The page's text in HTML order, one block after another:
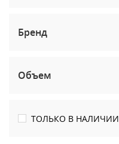
Бренд
Объем
ТОЛЬКО В НАЛИЧИИ